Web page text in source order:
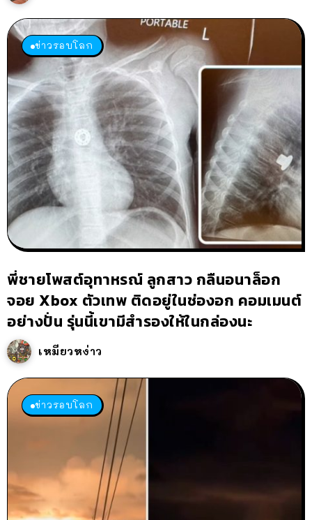
ข่าวรอบโลก
พี่ชายโพสต์อุทาหรณ์ ลูกสาว กลืนอนาล็อก
จอย Xbox ตัวเทพ ติดอยู่ในช่องอก คอมเมนต์
อย่างปั่น รุ่นนี้เขามีสำรองให้ในกล่องนะ
เหมียวหง่าว
ข่าวรอบโลก